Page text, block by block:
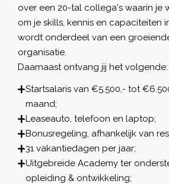
over een 20-tal collega's waarin je
om je skills, kennis en capaciteiten
wordt onderdeel van een
organisatie.
Daarnaast ontvang jij het volgende:
Startsalaris van €5.500,- tot
maand;
Leaseauto, telefoon en laptop;
Bonusregeling, afhankelijk van
31 vakantiedagen per jaar;
Uitgebreide Academy ter
opleiding & ontwikkeling;